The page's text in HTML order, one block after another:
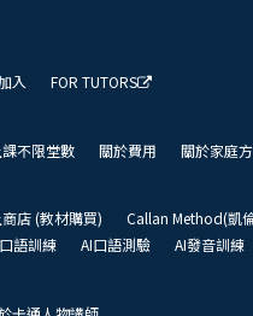
入 FOR TUTORS
不限堂數 關於費用 關於家庭
店 (教材購買) Callan Method(凱
語訓練 AI口語測驗 AI發音訓練